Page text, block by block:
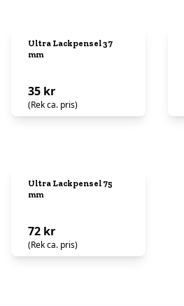
Ultra Lackpensel 37
mm
35 kr
(Rek ca. pris)
Ultra Lackpensel 75
mm
72 kr
(Rek ca. pris)